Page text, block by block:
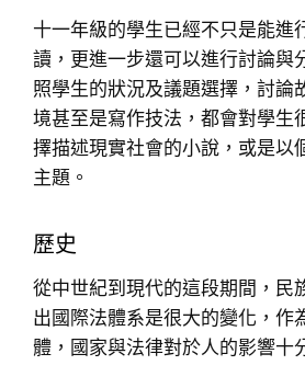
十一年級的學生已經不只是能進
讀，更進一步還可以進行討論與
照學生的狀況及議題選擇，討論
境甚至是寫作技法，都會對學生
擇描述現實社會的小說，或是以
主題。
歷史
從中世紀到現代的這段期間，民
出國際法體系是很大的變化，作
體，國家與法律對於人的影響十